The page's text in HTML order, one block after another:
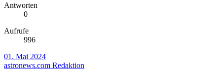
Antworten
0
Aufrufe
996
01. Mai 2024
astronews.com Redaktion